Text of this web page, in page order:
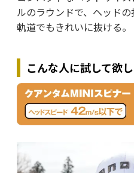
ルのラウンドで、ヘッド
軌道でもきれいに抜ける。
こんな人に試して欲